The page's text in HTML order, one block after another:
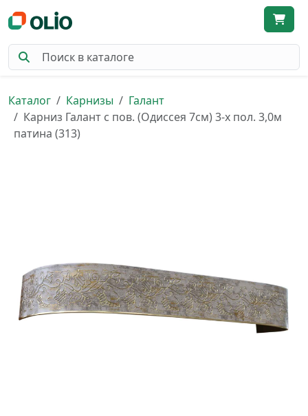
Каталог Карнизы
Галант
Карниз Галант с пов. (Одиссея 7см) 3-х пол. 3,0м
патина (313)